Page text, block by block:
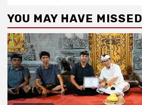
YOU MAY HAVE MISSED